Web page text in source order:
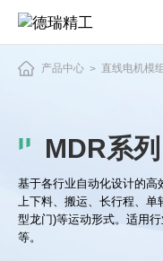
MDR
产品中心 > 直线电机模组
MDR系列
基于各行业自动化设计的高
上下料、搬运、长行程、
型龙门)等运动形式。适用
等。